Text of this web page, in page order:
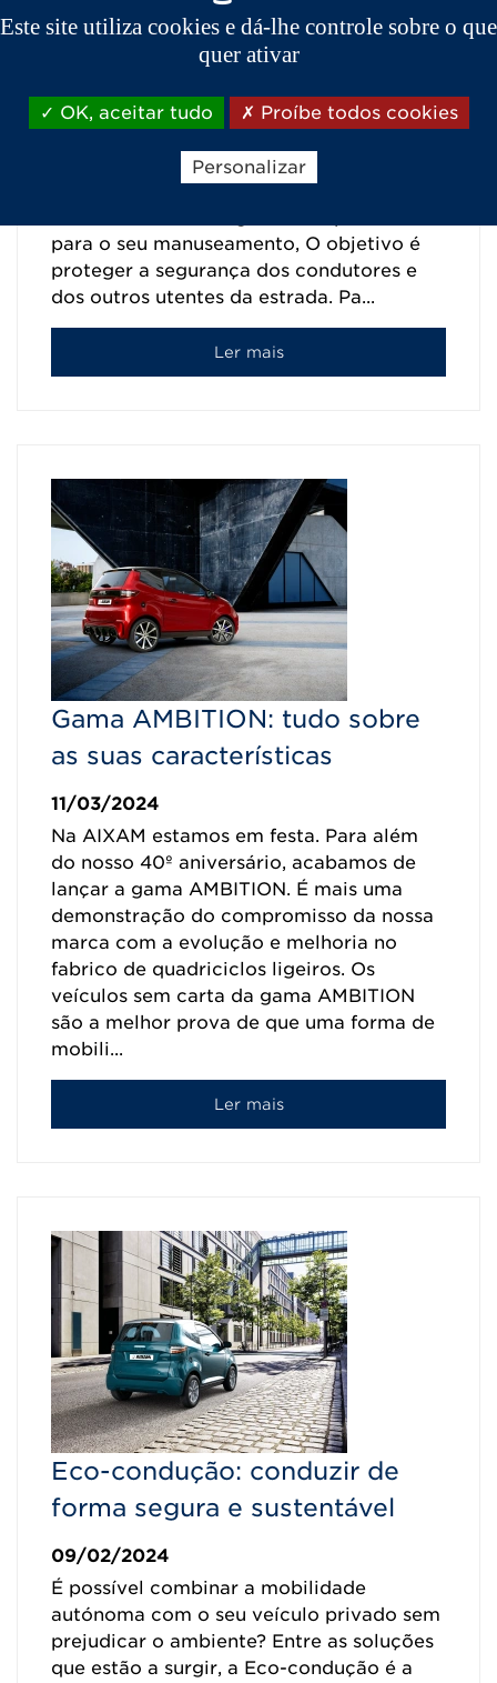
conduzir um AIXAM
São conhecidos como carros sem carta,
de qualquer veículo, é necessário
demonstrar conhecimentos e regras de
para o seu manuseamento, O objetivo é
proteger a segurança dos condutores e
dos outros utentes da estrada. Pa...
Ler mais
Gama AMBITION: tudo sobre
as suas características
11/03/2024
Na AIXAM estamos em festa. Para além
do nosso 40º aniversário, acabamos de
lançar a gama AMBITION. É mais uma
demonstração do compromisso da nossa
marca com a evolução e melhoria no
fabrico de quadriciclos ligeiros. Os
veículos sem carta da gama AMBITION
são a melhor prova de que uma forma de
mobili...
Ler mais
Eco-condução: conduzir de
forma segura e sustentável
09/02/2024
É possível combinar a mobilidade
autónoma com o seu veículo privado sem
prejudicar o ambiente? Entre as soluções
que estão a surgir, a Eco-condução é a
Este site utiliza cookies e dá-lhe controle sobre o que
quer ativar
OK, aceitar tudo Proíbe todos cookies
Personalizar